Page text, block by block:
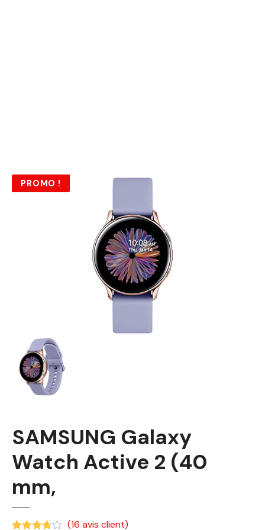
PROMO !
SAMSUNG Galaxy
Watch Active 2 (40
mm,
(16 avis client)